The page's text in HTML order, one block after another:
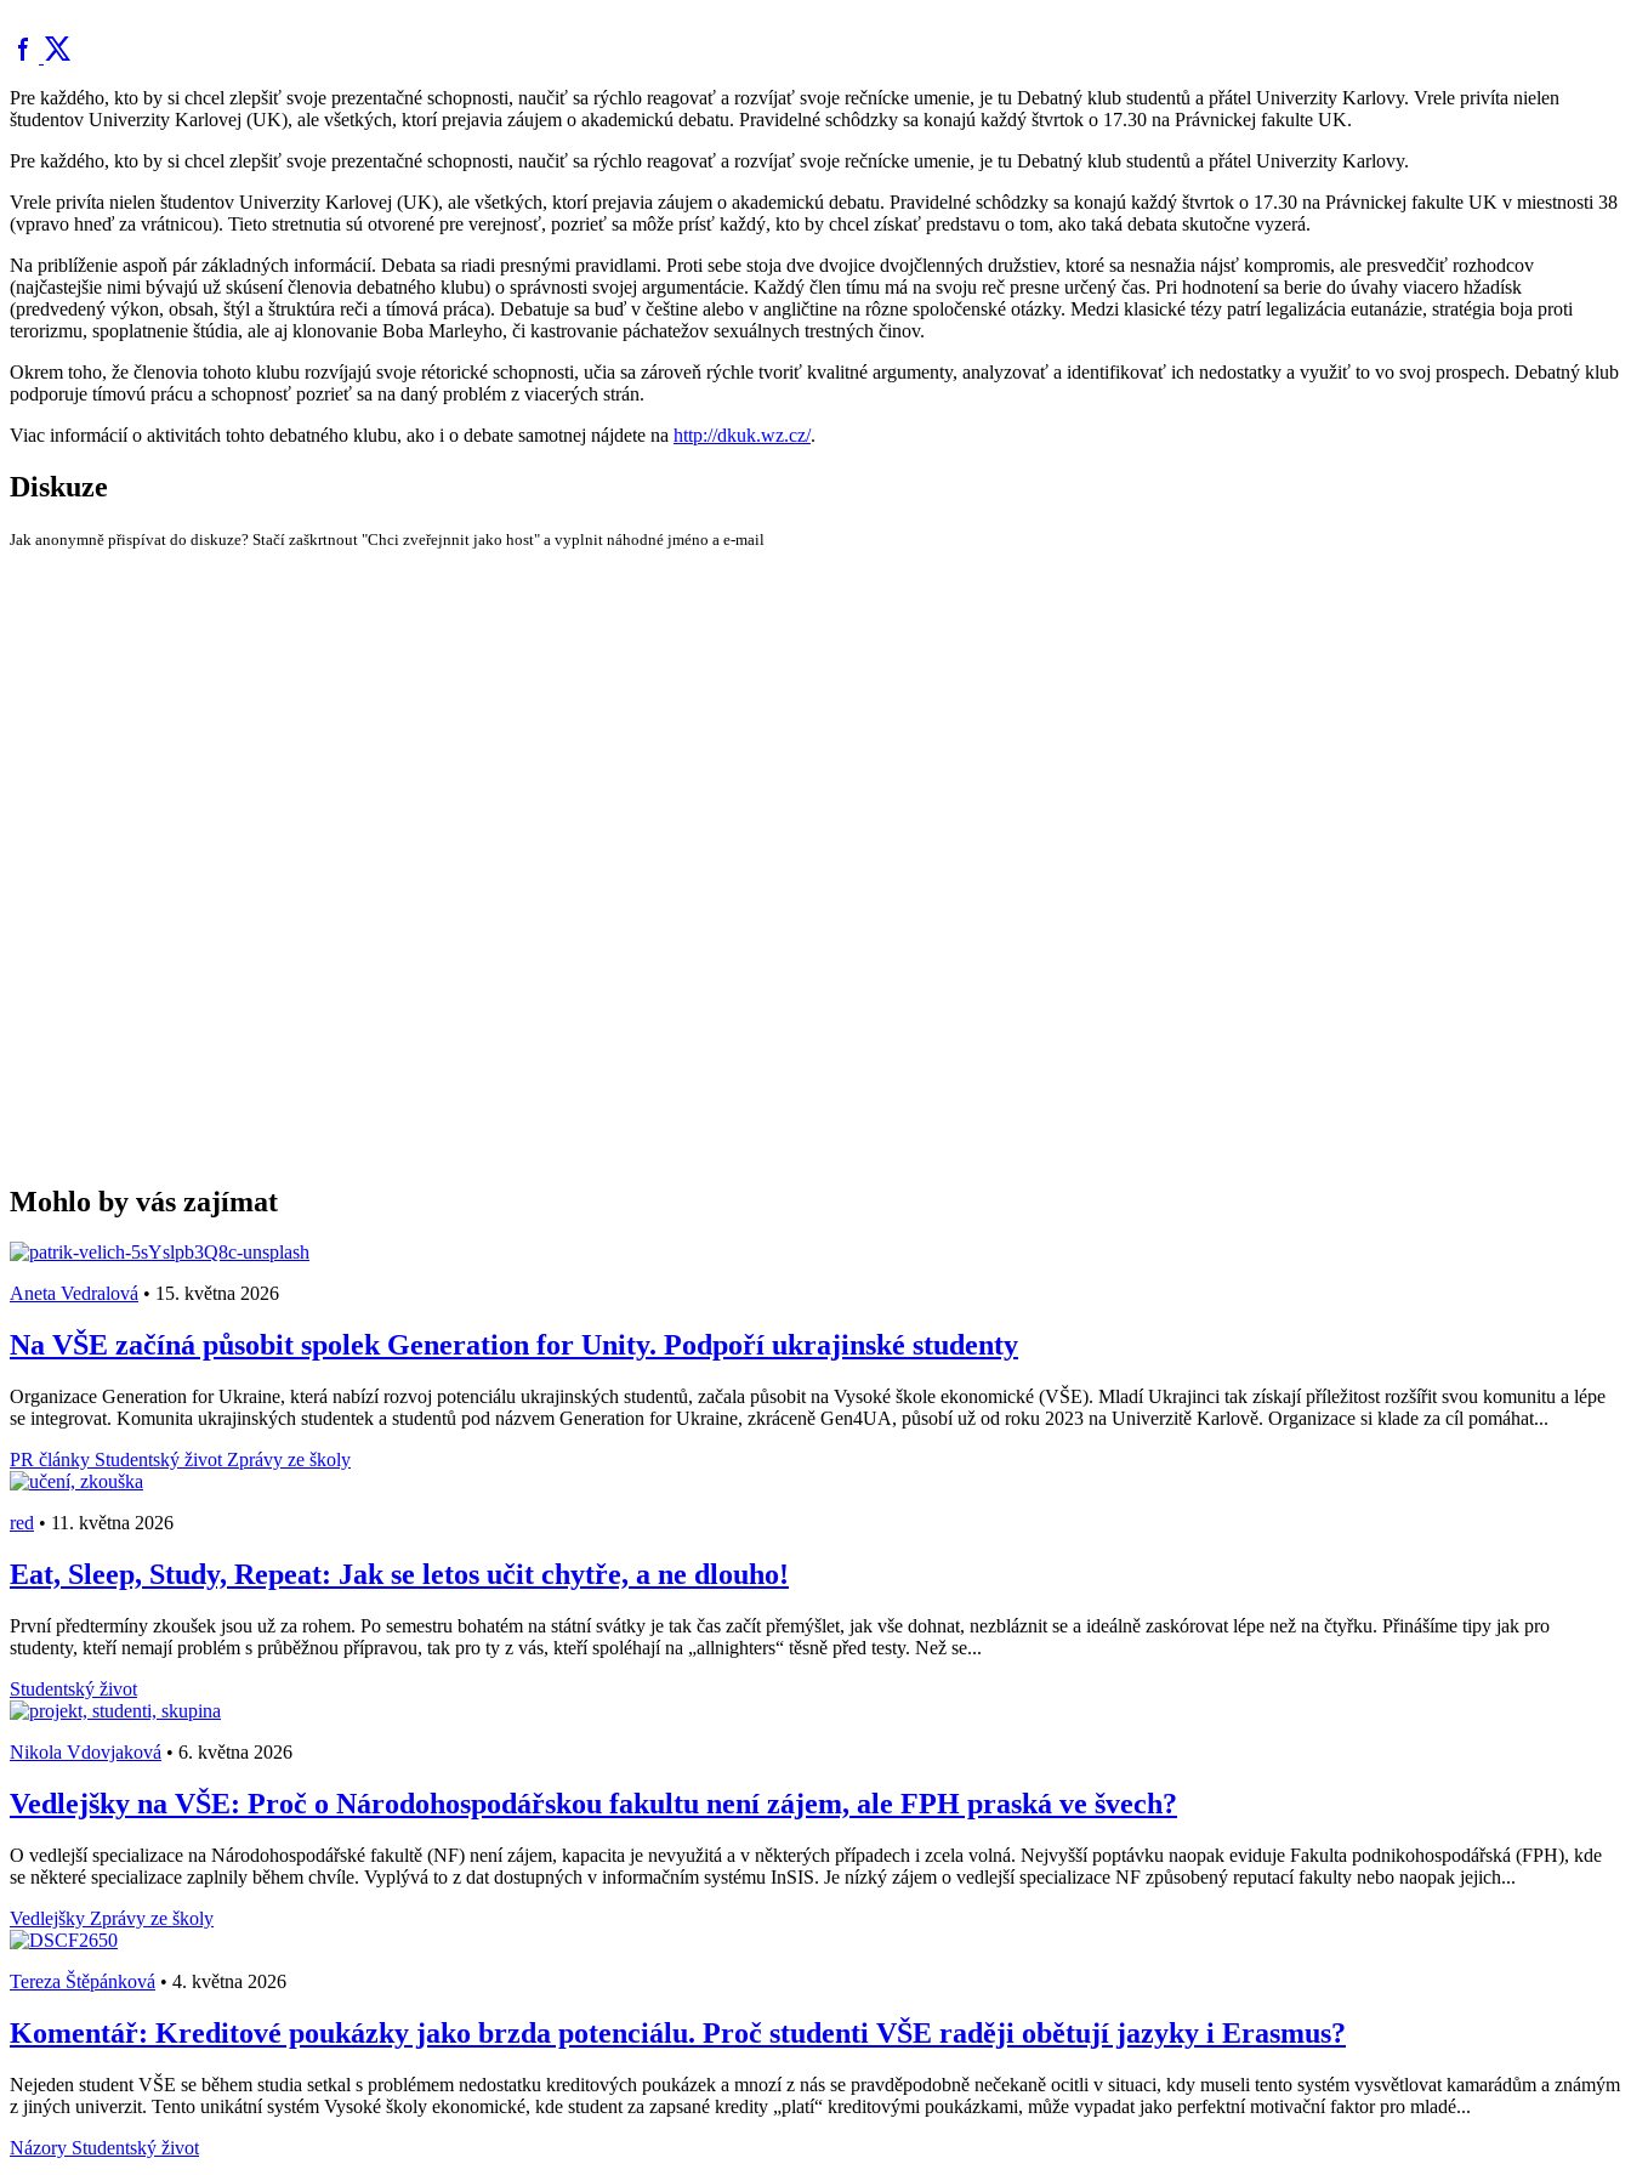
Pre každého, kto by si chcel zlepšiť svoje prezentačné schopnosti, naučiť sa rýchlo reagovať a rozvíjať svoje rečnícke umenie, je tu Debatný klub studentů a přátel Univerzity Karlovy. Vrele privíta nielen
študentov Univerzity Karlovej (UK), ale všetkých, ktorí prejavia záujem o akademickú debatu. Pravidelné schôdzky sa konajú každý štvrtok o 17.30 na Právnickej fakulte UK.
Pre každého, kto by si chcel zlepšiť svoje prezentačné schopnosti, naučiť sa rýchlo reagovať a rozvíjať svoje rečnícke umenie, je tu Debatný klub studentů a přátel Univerzity Karlovy.
Vrele privíta nielen študentov Univerzity Karlovej (UK), ale všetkých, ktorí prejavia záujem o akademickú debatu. Pravidelné schôdzky sa konajú každý štvrtok o 17.30 na Právnickej fakulte UK v miestnosti 38
(vpravo hneď za vrátnicou). Tieto stretnutia sú otvorené pre verejnosť, pozrieť sa môže prísť každý, kto by chcel získať predstavu o tom, ako taká debata skutočne vyzerá.
Na priblíženie aspoň pár základných informácií. Debata sa riadi presnými pravidlami. Proti sebe stoja dve dvojice dvojčlenných družstiev, ktoré sa nesnažia nájsť kompromis, ale presvedčiť rozhodcov
(najčastejšie nimi bývajú už skúsení členovia debatného klubu) o správnosti svojej argumentácie. Každý člen tímu má na svoju reč presne určený čas. Pri hodnotení sa berie do úvahy viacero hžadísk
(predvedený výkon, obsah, štýl a štruktúra reči a tímová práca). Debatuje sa buď v češtine alebo v angličtine na rôzne spoločenské otázky. Medzi klasické tézy patrí legalizácia eutanázie, stratégia boja proti
terorizmu, spoplatnenie štúdia, ale aj klonovanie Boba Marleyho, či kastrovanie páchatežov sexuálnych trestných činov.
Okrem toho, že členovia tohoto klubu rozvíjajú svoje rétorické schopnosti, učia sa zároveň rýchle tvoriť kvalitné argumenty, analyzovať a identifikovať ich nedostatky a využiť to vo svoj prospech. Debatný klub
podporuje tímovú prácu a schopnosť pozrieť sa na daný problém z viacerých strán.
Viac informácií o aktivitách tohto debatného klubu, ako i o debate samotnej nájdete na http://dkuk.wz.cz/.
Diskuze
Jak anonymně přispívat do diskuze? Stačí zaškrtnout "Chci zveřejnnit jako host" a vyplnit náhodné jméno a e-mail
Mohlo by vás zajímat
Aneta Vedralová • 15. května 2026
Na VŠE začíná působit spolek Generation for Unity. Podpoří ukrajinské studenty
Organizace Generation for Ukraine, která nabízí rozvoj potenciálu ukrajinských studentů, začala působit na Vysoké škole ekonomické (VŠE). Mladí Ukrajinci tak získají příležitost rozšířit svou komunitu a lépe
se integrovat. Komunita ukrajinských studentek a studentů pod názvem Generation for Ukraine, zkráceně Gen4UA, působí už od roku 2023 na Univerzitě Karlově. Organizace si klade za cíl pomáhat...
PR články Studentský život Zprávy ze školy
red • 11. května 2026
Eat, Sleep, Study, Repeat: Jak se letos učit chytře, a ne dlouho!
První předtermíny zkoušek jsou už za rohem. Po semestru bohatém na státní svátky je tak čas začít přemýšlet, jak vše dohnat, nezbláznit se a ideálně zaskórovat lépe než na čtyřku. Přinášíme tipy jak pro
studenty, kteří nemají problém s průběžnou přípravou, tak pro ty z vás, kteří spoléhají na „allnighters“ těsně před testy. Než se...
Studentský život
Nikola Vdovjaková • 6. května 2026
Vedlejšky na VŠE: Proč o Národohospodářskou fakultu není zájem, ale FPH praská ve švech?
O vedlejší specializace na Národohospodářské fakultě (NF) není zájem, kapacita je nevyužitá a v některých případech i zcela volná. Nejvyšší poptávku naopak eviduje Fakulta podnikohospodářská (FPH), kde
se některé specializace zaplnily během chvíle. Vyplývá to z dat dostupných v informačním systému InSIS. Je nízký zájem o vedlejší specializace NF způsobený reputací fakulty nebo naopak jejich...
Vedlejšky Zprávy ze školy
Tereza Štěpánková • 4. května 2026
Komentář: Kreditové poukázky jako brzda potenciálu. Proč studenti VŠE raději obětují jazyky i Erasmus?
Nejeden student VŠE se během studia setkal s problémem nedostatku kreditových poukázek a mnozí z nás se pravděpodobně nečekaně ocitli v situaci, kdy museli tento systém vysvětlovat kamarádům a známým
z jiných univerzit. Tento unikátní systém Vysoké školy ekonomické, kde student za zapsané kredity „platí“ kreditovými poukázkami, může vypadat jako perfektní motivační faktor pro mladé...
Názory Studentský život